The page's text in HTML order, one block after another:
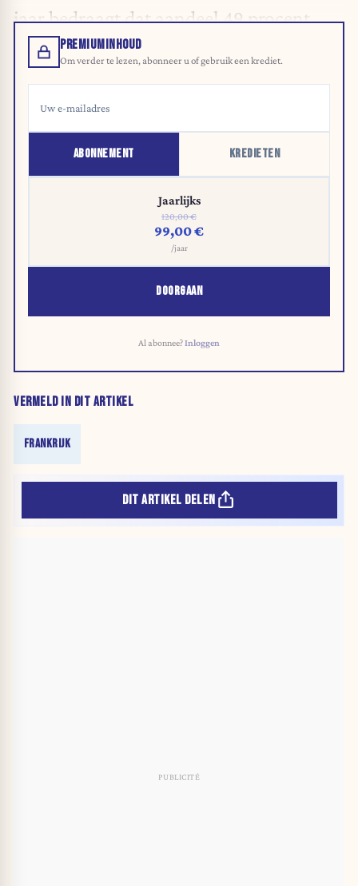
jaar bedraagt dat aandeel 49 procent.
PREMIUMINHOUD
Om verder te lezen, abonneer u of gebruik een krediet.
ABONNEMENT KREDIETEN
Jaarlijks
120,00 €
99,00 €
/jaar
DOORGAAN
Al abonnee?Inloggen
VERMELD IN DIT ARTIKEL
FRANKRIJK
DIT ARTIKEL DELEN